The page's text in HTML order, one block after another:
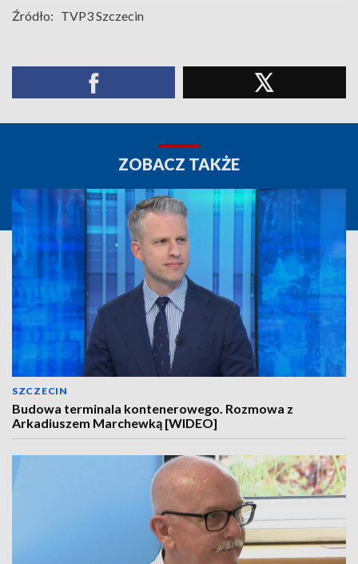
Źródło: TVP3 Szczecin
ZOBACZ TAKŻE
SZCZECIN
Budowa terminala kontenerowego. Rozmowa z
Arkadiuszem Marchewką [WIDEO]